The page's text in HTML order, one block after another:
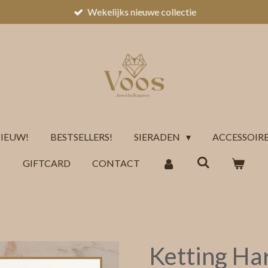
Wekelijks nieuwe collectie
BESTSELLERS! SIERADEN
GIFTCARD CONTACT
Ketting